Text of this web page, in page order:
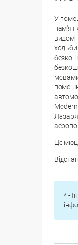
У
видом
ходьби
Це
* -